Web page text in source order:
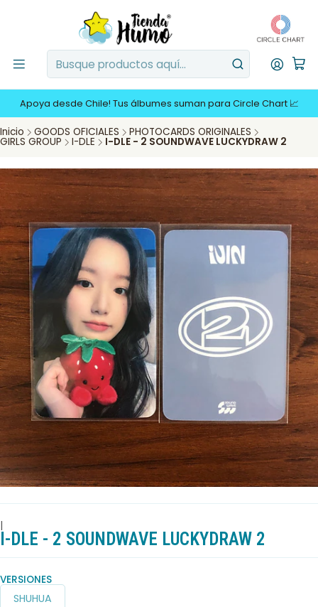
Apoya desde Chile! Tus álbumes suman para Circle Chart 📈
Inicio GOODS OFICIALES PHOTOCARDS ORIGINALES
GIRLS GROUP I-DLE I-DLE - 2 SOUNDWAVE LUCKYDRAW 2
|
I-DLE - 2 SOUNDWAVE LUCKYDRAW 2
VERSIONES
SHUHUA